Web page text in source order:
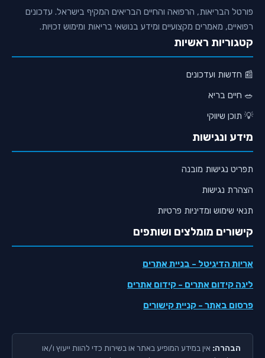
פורטל הבריאות, הרפואה והחיים הבריאים המקיף בישראל. עדכונים
רפואיים, מאמרים מקצועיים ומידע בנושאי בריאות ומימוש זכויות.
קטגוריות ראשיות
📰 חדשות ועדכונים
🥗 חיים בריא
💡 תוכן שיווקי
מידע ונגישות
תפריט נגישות מובנה
הצהרת נגישות
תנאי שימוש ומדיניות פרטיות
קישורים מומלצים ושותפים
אריות הדיגיטל - בניית אתרים
ליגה קידום אתרים - קידום אתרים
פרסום באתר - קניית קישורים
הבהרה: אין במידע המופיע באתר או בשירות כדי להוות ייעוץ ו/או